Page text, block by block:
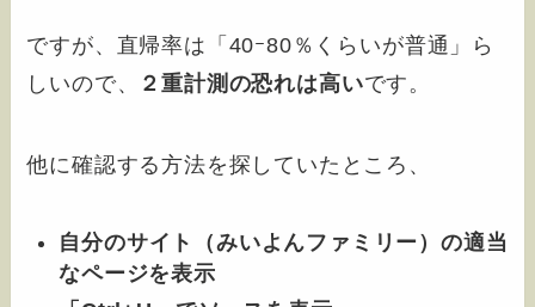
ですが、直帰率は「40ｰ80％くらいが普通」ら
しいので、
２重計測の恐れは高いです。
他に確認する方法を探していたところ、
自分のサイト （みいよんファミリー）の適当
なページを表示